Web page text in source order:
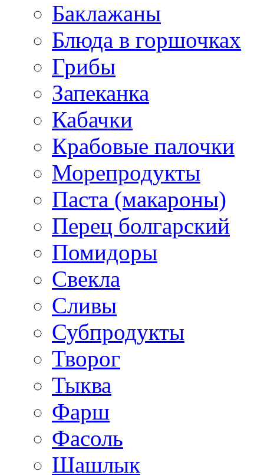
Баклажаны
Блюда в горшочках
Грибы
Запеканка
Кабачки
Крабовые палочки
Морепродукты
Паста (макароны)
Перец болгарский
Помидоры
Свекла
Сливы
Субпродукты
Творог
Тыква
Фарш
Фасоль
Шашлык